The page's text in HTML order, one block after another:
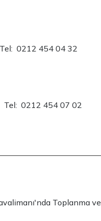
0212 454 04 32
0212 454 07 02
Toplanma